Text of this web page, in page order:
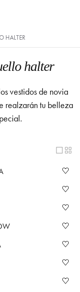
HALTER
halter
vestidos de novia
realzarán tu belleza